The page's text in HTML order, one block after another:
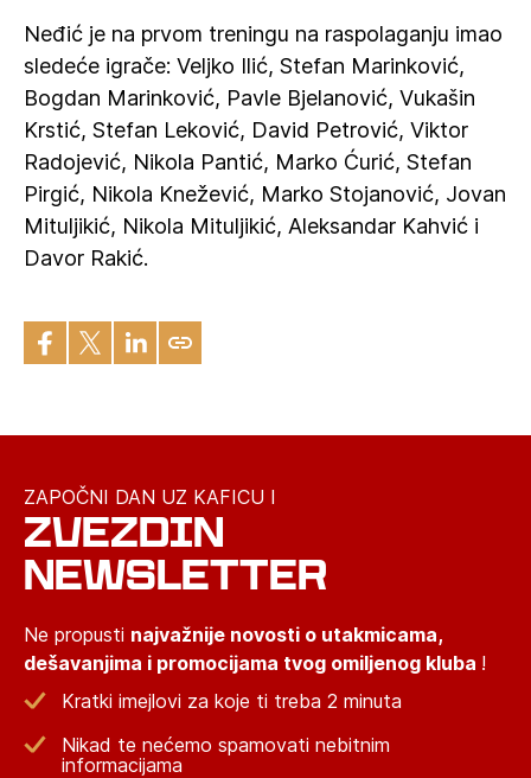
Neđić je na prvom treningu na raspolaganju imao
sledeće igrače: Veljko Ilić, Stefan Marinković,
Bogdan Marinković, Pavle Bjelanović, Vukašin
Krstić, Stefan Leković, David Petrović, Viktor
Radojević, Nikola Pantić, Marko Ćurić, Stefan
Pirgić, Nikola Knežević, Marko Stojanović, Jovan
Mituljikić, Nikola Mituljikić, Aleksandar Kahvić i
Davor Rakić.
ZAPOČNI DAN UZ KAFICU I
ZVEZDIN
NEWSLETTER
Ne propusti najvažnije novosti o utakmicama,
dešavanjima i promocijama tvog omiljenog kluba !
Kratki imejlovi za koje ti treba 2 minuta
Nikad te nećemo spamovati nebitnim
informacijama